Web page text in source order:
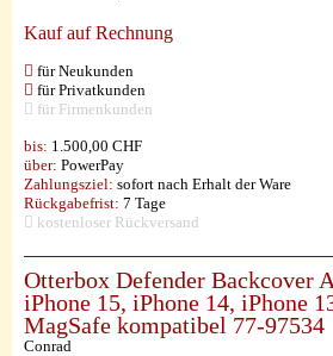
Kauf auf Rechnung
für Neukunden
für Privatkunden
für Firmenkunden
bis: 1.500,00 CHF
über: PowerPay
Zahlungsziel: sofort nach Erhalt der Ware
Rückgabefrist: 7 Tage
kostenloser Rückversand
Otterbox Defender Backcover
iPhone 15, iPhone 14, iPhone
MagSafe kompatibel 77-97534
Conrad